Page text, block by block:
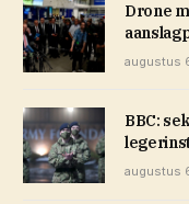
Drone
augustus
BBC:
augustus